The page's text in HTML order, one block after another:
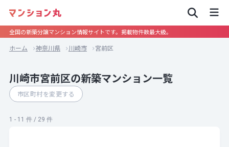
全国の新築分譲マンション情報サイトです。掲載物件数最大級。
ホーム 神奈川県 川崎市 宮前区
川崎市宮前区の新築マンション一覧
市区町村を変更する
1 - 11 件 / 29 件